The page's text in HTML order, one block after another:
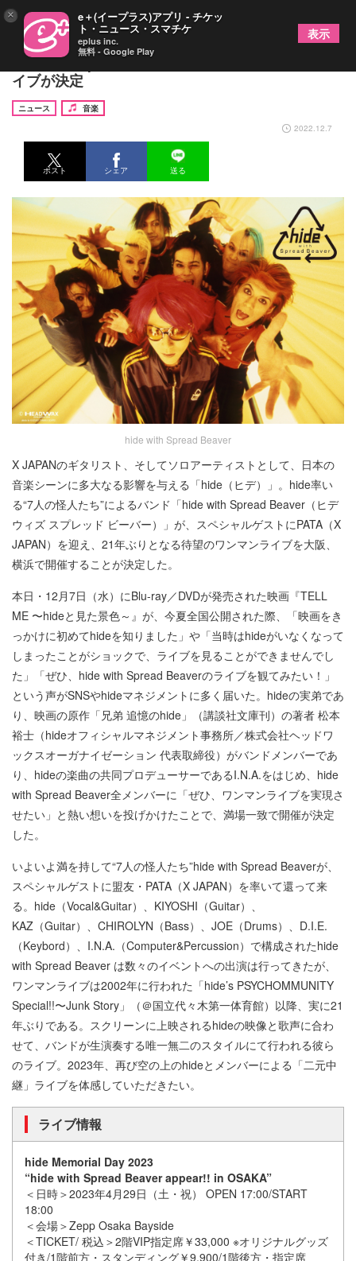
hide with Spread Beaver、21年ぶりのワンマンラ
イブが決定
ニュース
音楽
2022.12.7
ポスト シェア 送る
hide with Spread Beaver
X JAPANのギタリスト、そしてソロアーティストとして、日本の
音楽シーンに多大なる影響を与える「hide（ヒデ）」。hide率い
る“7人の怪人たち”によるバンド「hide with Spread Beaver（ヒデ
ウィズ スプレッド ビーバー）」が、スペシャルゲストにPATA（X
JAPAN）を迎え、21年ぶりとなる待望のワンマンライブを大阪、
横浜で開催することが決定した。
本日・12月7日（水）にBlu-ray／DVDが発売された映画『TELL
ME 〜hideと見た景色～』が、今夏全国公開された際、「映画をき
っかけに初めてhideを知りました」や「当時はhideがいなくなって
しまったことがショックで、ライブを見ることができませんでし
た」「ぜひ、hide with Spread Beaverのライブを観てみたい！」
という声がSNSやhideマネジメントに多く届いた。hideの実弟であ
り、映画の原作「兄弟 追憶のhide」（講談社文庫刊）の著者 松本
裕士（hideオフィシャルマネジメント事務所／株式会社ヘッドワ
ックスオーガナイゼーション 代表取締役）がバンドメンバーであ
り、hideの楽曲の共同プロデューサーであるI.N.A.をはじめ、hide
with Spread Beaver全メンバーに「ぜひ、ワンマンライブを実現さ
せたい」と熱い想いを投げかけたことで、満場一致で開催が決定
した。
いよいよ満を持して“7人の怪人たち”hide with Spread Beaverが、
スペシャルゲストに盟友・PATA（X JAPAN）を率いて還って来
る。hide（Vocal&Guitar）、KIYOSHI（Guitar）、
KAZ（Guitar）、CHIROLYN（Bass）、JOE（Drums）、D.I.E.
（Keybord）、I.N.A.（Computer&Percussion）で構成されたhide
with Spread Beaver は数々のイベントへの出演は行ってきたが、
ワンマンライブは2002年に行われた「hide’s PSYCHOMMUNITY
Special!!〜Junk Story」（＠国立代々木第一体育館）以降、実に21
年ぶりである。スクリーンに上映されるhideの映像と歌声に合わ
せて、バンドが生演奏する唯一無二のスタイルにて行われる彼ら
のライブ。2023年、再び空の上のhideとメンバーによる「二元中
継」ライブを体感していただきたい。
ライブ情報
hide Memorial Day 2023
“hide with Spread Beaver appear!! in OSAKA”
＜日時＞2023年4月29日（土・祝） OPEN 17:00/START
18:00
＜会場＞Zepp Osaka Bayside
＜TICKET/ 税込＞2階VIP指定席￥33,000 ※オリジナルグッズ
付き/1階前方・スタンディング￥9,900/1階後方・指定席
× e＋(イープラス)アプリ - チケッ
ト・ニュース・スマチケ
eplus inc.
無料 - Google Play
表示